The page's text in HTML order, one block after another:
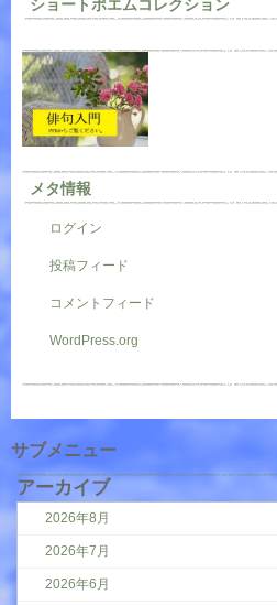
ショートポエムコレクション
メタ情報
ログイン
投稿フィード
コメントフィード
WordPress.org
サブメニュー
アーカイブ
2026年8月
2026年7月
2026年6月